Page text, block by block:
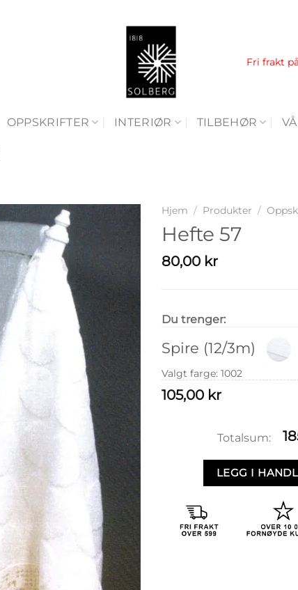
Fri frakt
OPPSKRIFTER INTERIØR TILBEHØR
Hjem / Produkter /
Hefte 57
80,00 kr
Du trenger:
Spire (12/3m)
Valgt farge: 1002
105,00 kr
Totalsum:
LEGG I